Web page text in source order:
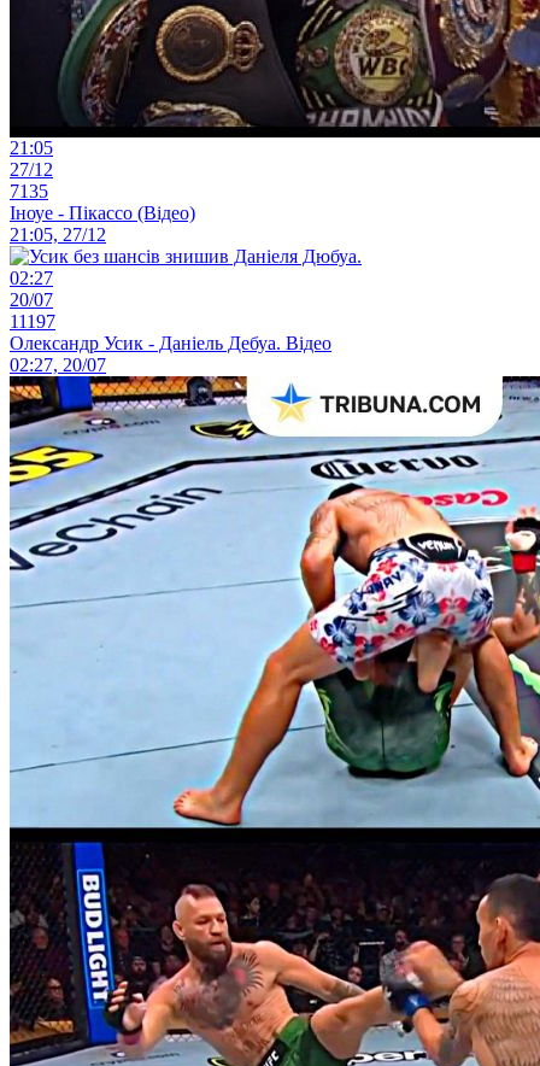
21:05
27/12
7135
Іноуе - Пікассо (Відео)
21:05, 27/12
02:27
20/07
11197
Олександр Усик - Даніель Дебуа. Відео
02:27, 20/07